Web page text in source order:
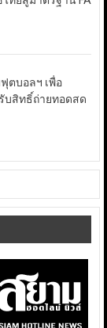
ตบอลฯ เพื่อ
บสิทธิ์ถ่ายทอดสด